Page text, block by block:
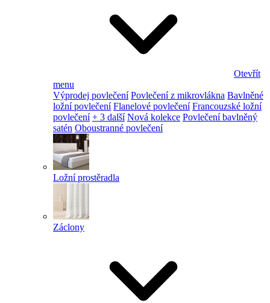
Otevřít
menu
Výprodej povlečení Povlečení z mikrovlákna Bavlněné
ložní povlečení Flanelové povlečení Francouzské ložní
povlečení + 3 další Nová kolekce Povlečení bavlněný
satén Oboustranné povlečení
Ložní prostěradla
Záclony